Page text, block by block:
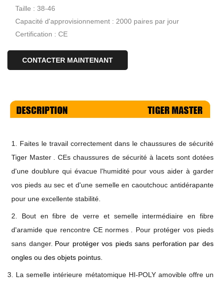
Taille : 38-46
Capacité d'approvisionnement : 2000 paires par jour
Certification : CE
CONTACTER MAINTENANT
1. Faites le travail correctement dans le chaussures de sécurité
Tiger Master . CEs chaussures de sécurité à lacets sont dotées
d'une doublure qui évacue l'humidité pour vous aider à garder
vos pieds au sec et d'une semelle en caoutchouc antidérapante
pour une excellente stabilité.
2. Bout en fibre de verre et semelle intermédiaire en fibre
d'aramide que rencontre CE normes . Pour protéger vos pieds
sans danger. Pour protéger vos pieds sans perforation par des
ongles ou des objets pointus.
3. La semelle intérieure métatomique HI-POLY amovible offre un